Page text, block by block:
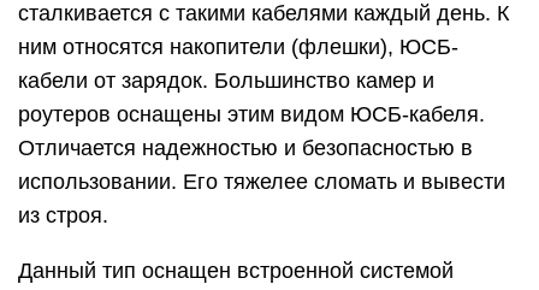
сталкивается с такими кабелями каждый день. К
ним относятся накопители (флешки), ЮСБ-
кабели от зарядок. Большинство камер и
роутеров оснащены этим видом ЮСБ-кабеля.
Отличается надежностью и безопасностью в
использовании. Его тяжелее сломать и вывести
из строя.
Данный тип оснащен встроенной системой